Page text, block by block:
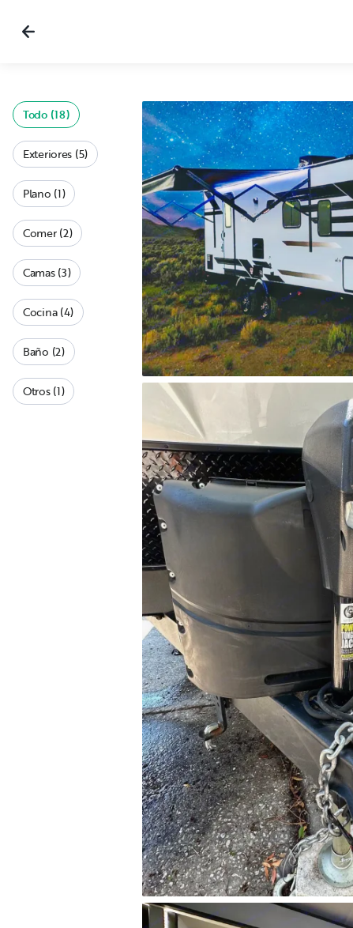
Todo (18)
Exteriores (5)
Plano (1)
Comer (2)
Camas (3)
Cocina (4)
Baño (2)
Otros (1)